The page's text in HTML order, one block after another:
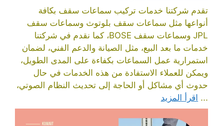
تقدم شركتنا خدمات تركيب سماعات سقف بكافة
أنواعها مثل سماعات سقف بلوتوث وسماعات سقف
JPL وسماعات سقف BOSE، كما نقدم في شركتنا
خدمات ما بعد البيع، مثل الصيانة والدعم الفني، لضمان
استمرارية عمل السماعات بكفاءة على المدى الطويل،
ويمكن للعملاء الاستفادة من هذه الخدمات في حال
حدوث أي مشاكل أو الحاجة إلى تحديث النظام الصوتي،
... اقرأ المزيد